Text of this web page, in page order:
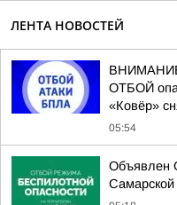
ЛЕНТА НОВОСТЕЙ
ОТБОЙ
«Ковёр»
05:54
Объявлен
Самарской